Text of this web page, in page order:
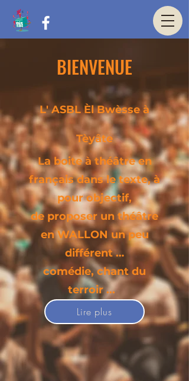
BIENVENUE
L' ASBL Èl Bwèsse à
Tèyâte
La boite à théâtreen
français dans le texte, à
pour objectif,
de proposer un théâtre
en WALLON un peu
différent …
comédie, chant du
terroir ...
Lire plus